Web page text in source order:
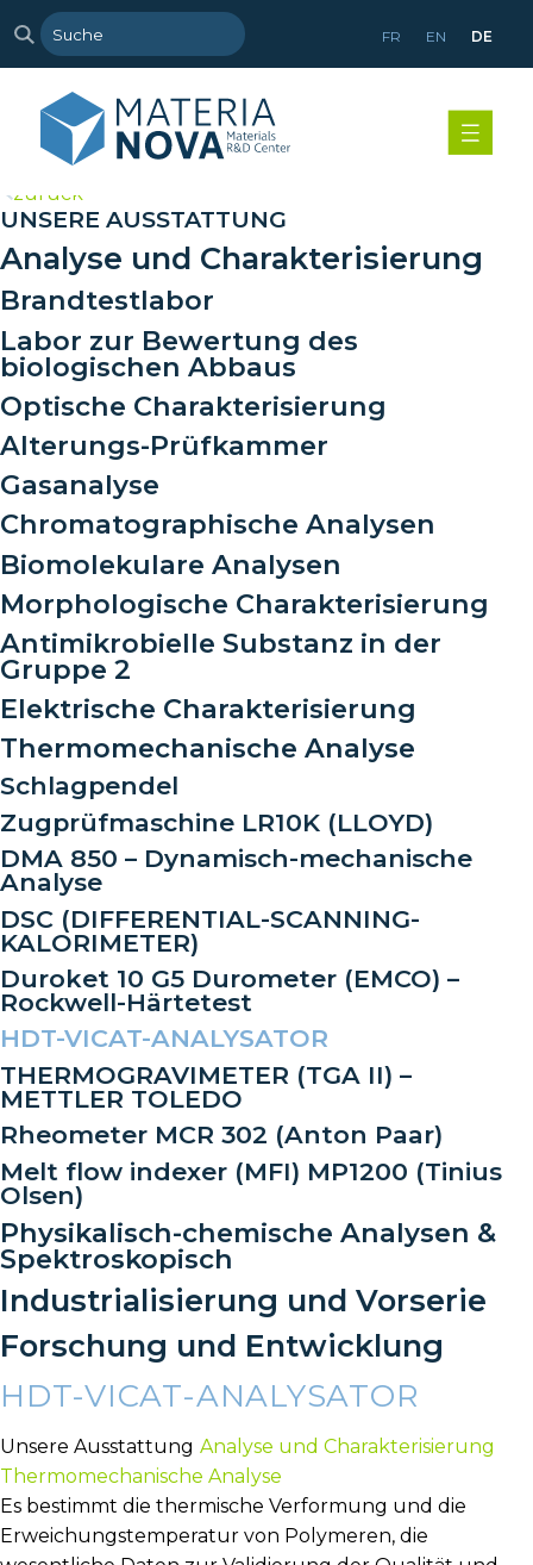
FR EN DE
zurück
UNSERE AUSSTATTUNG
Analyse und Charakterisierung
Brandtestlabor
Labor zur Bewertung des
biologischen Abbaus
Optische Charakterisierung
Alterungs-Prüfkammer
Gasanalyse
Chromatographische Analysen
Biomolekulare Analysen
Morphologische Charakterisierung
Antimikrobielle Substanz in der
Gruppe 2
Elektrische Charakterisierung
Thermomechanische Analyse
Schlagpendel
Zugprüfmaschine LR10K (LLOYD)
DMA 850 – Dynamisch-mechanische
Analyse
DSC (DIFFERENTIAL-SCANNING-
KALORIMETER)
Duroket 10 G5 Durometer (EMCO) –
Rockwell-Härtetest
HDT-VICAT-ANALYSATOR
THERMOGRAVIMETER (TGA II) –
METTLER TOLEDO
Rheometer MCR 302 (Anton Paar)
Melt flow indexer (MFI) MP1200 (Tinius
Olsen)
Physikalisch-chemische Analysen &
Spektroskopisch
Industrialisierung und Vorserie
Forschung und Entwicklung
HDT-VICAT-ANALYSATOR
Unsere Ausstattung Analyse und Charakterisierung
Thermomechanische Analyse
Es bestimmt die thermische Verformung und die
Erweichungstemperatur von Polymeren, die